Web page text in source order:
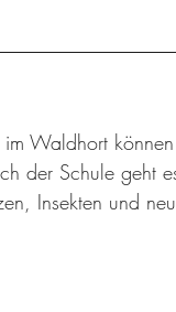
Waldhort
der Schule geht
Insekten und